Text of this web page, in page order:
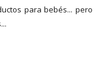
para bebés... pero